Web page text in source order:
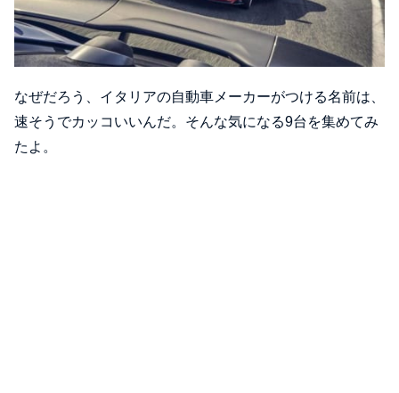
なぜだろう、イタリアの自動車メーカーがつける名前は、
速そうでカッコいいんだ。そんな気になる9台を集めてみ
たよ。